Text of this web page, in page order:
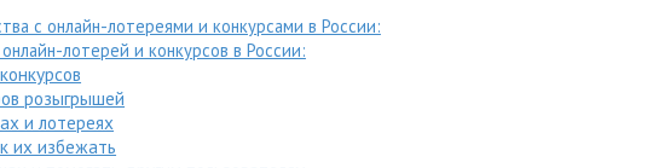
с онлайн-лотереями и конкурсами в России:
лотерей и конкурсов в России:
розыгрышей
и лотереях
их избежать